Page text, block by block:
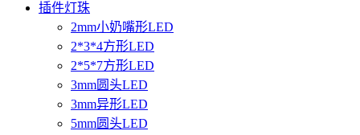
插件灯珠
2mm小奶嘴形LED
2*3*4方形LED
2*5*7方形LED
3mm圆头LED
3mm异形LED
5mm圆头LED